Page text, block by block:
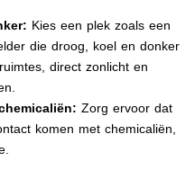
Kies een plek zoals een
die droog, koel en donker
direct zonlicht en
Zorg ervoor dat
komen met chemicaliën,